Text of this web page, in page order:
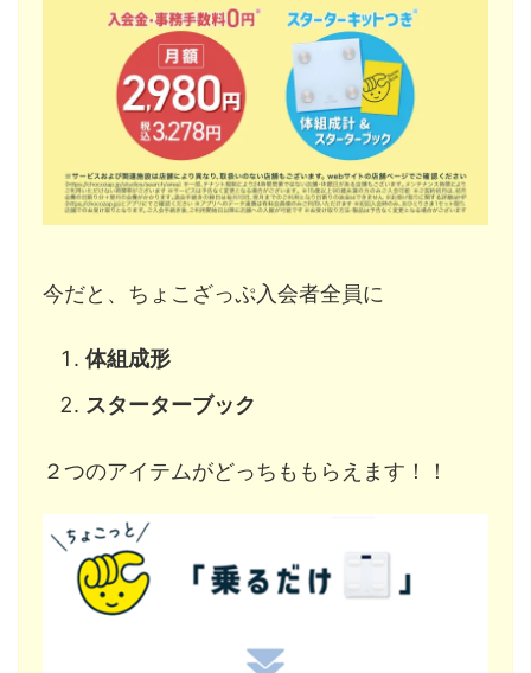
今だと、ちょこざっぷ入会者全員に
体組成形
スターターブック
２つのアイテムがどっちももらえます！！